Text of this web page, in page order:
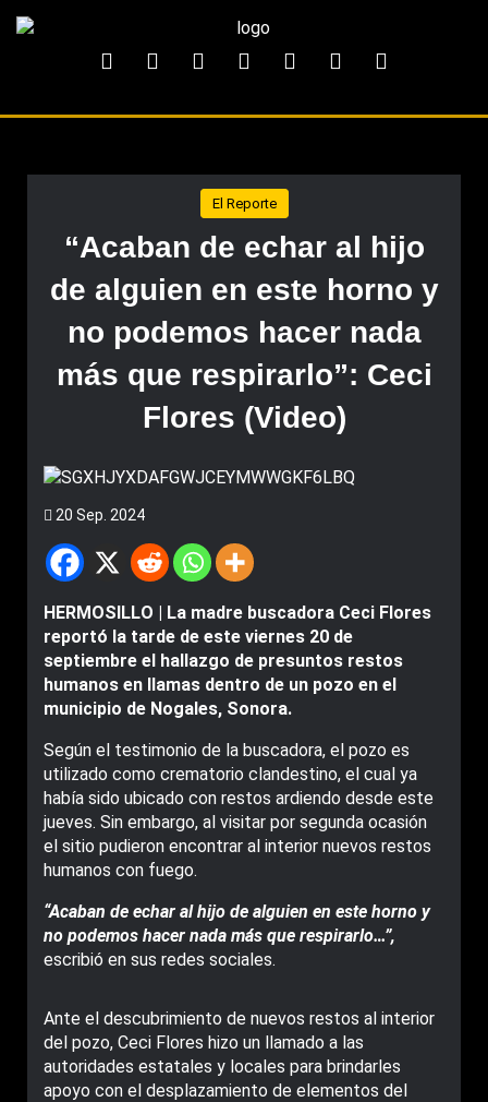
El Reporte
“Acaban de echar al hijo
de alguien en este horno y
no podemos hacer nada
más que respirarlo”: Ceci
Flores (Video)
20 Sep. 2024
HERMOSILLO | La madre buscadora Ceci Flores
reportó la tarde de este viernes 20 de
septiembre el hallazgo de presuntos restos
humanos en llamas dentro de un pozo en el
municipio de Nogales, Sonora.
Según el testimonio de la buscadora, el pozo es
utilizado como crematorio clandestino, el cual ya
había sido ubicado con restos ardiendo desde este
jueves. Sin embargo, al visitar por segunda ocasión
el sitio pudieron encontrar al interior nuevos restos
humanos con fuego.
“Acaban de echar al hijo de alguien en este horno y
no podemos hacer nada más que respirarlo…”,
escribió en sus redes sociales.
Ante el descubrimiento de nuevos restos al interior
del pozo, Ceci Flores hizo un llamado a las
autoridades estatales y locales para brindarles
apoyo con el desplazamiento de elementos del